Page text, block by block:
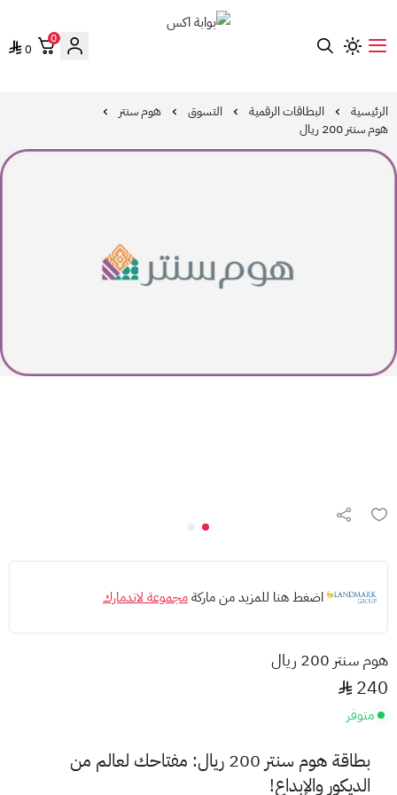
0
0
الرئيسية البطاقات الرقمية التسوق
هوم سنتر
هوم سنتر 200 ريال
اضغط هنا للمزيد من ماركةمجموعة لاندمارك
هوم سنتر 200 ريال
240
متوفر
بطاقة هوم سنتر 200 ريال: مفتاحك لعالم من
الديكور والإبداع!